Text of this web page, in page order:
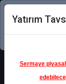
Yatırım
Sermaye